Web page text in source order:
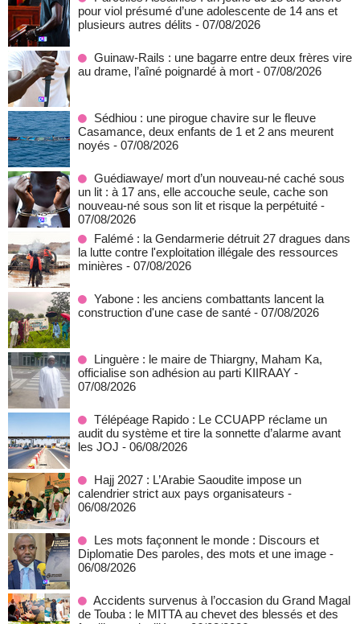
pour viol présumé d’une adolescente de 14 ans et
plusieurs autres délits - 07/08/2026
Guinaw-Rails : une bagarre entre deux frères vire
au drame, l’aîné poignardé à mort - 07/08/2026
Sédhiou : une pirogue chavire sur le fleuve
Casamance, deux enfants de 1 et 2 ans meurent
noyés - 07/08/2026
Guédiawaye/ mort d’un nouveau-né caché sous
un lit : à 17 ans, elle accouche seule, cache son
nouveau-né sous son lit et risque la perpétuité -
07/08/2026
Falémé : la Gendarmerie détruit 27 dragues dans
la lutte contre l'exploitation illégale des ressources
minières - 07/08/2026
Yabone : les anciens combattants lancent la
construction d'une case de santé - 07/08/2026
Linguère : le maire de Thiargny, Maham Ka,
officialise son adhésion au parti KIIRAAY -
07/08/2026
Télépéage Rapido : Le CCUAPP réclame un
audit du système et tire la sonnette d’alarme avant
les JOJ - 06/08/2026
Hajj 2027 : L’Arabie Saoudite impose un
calendrier strict aux pays organisateurs -
06/08/2026
Les mots façonnent le monde : Discours et
Diplomatie Des paroles, des mots et une image -
06/08/2026
Accidents survenus à l’occasion du Grand Magal
de Touba : le MITTA au chevet des blessés et des